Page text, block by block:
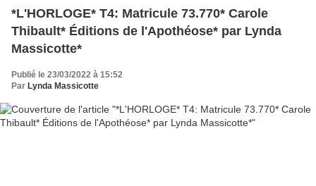
*L'HORLOGE* T4: Matricule 73.770* Carole
Thibault* Éditions de l'Apothéose* par Lynda
Massicotte*
Publié le 23/03/2022 à 15:52
Par Lynda Massicotte